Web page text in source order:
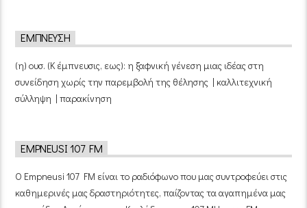
ΈΜΠΝΕΥΣΗ
(η) ουσ. (Κ έμπνευσις, εως): η ξαφνική γένεση μιας ιδέας στη
συνείδηση χωρίς την παρεμβολή της θέλησης | καλλιτεχνική
σύλληψη | παρακίνηση
EMPNEUSI 107 FM
Ο Empneusi 107 FM είναι το ραδιόφωνο που μας συντροφεύει στις
καθημερινές μας δραστηριότητες, παίζοντας τα αγαπημένα μας